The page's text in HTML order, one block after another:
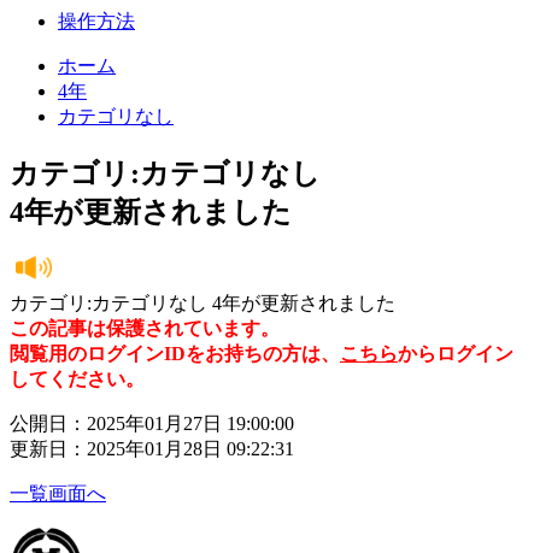
操作方法
ホーム
4年
カテゴリなし
カテゴリ:カテゴリなし
4年が更新されました
カテゴリ:カテゴリなし 4年が更新されました
この記事は保護されています。
閲覧用のログインIDをお持ちの方は、 こちらからログイン
してください。
公開日：2025年01月27日 19:00:00
更新日：2025年01月28日 09:22:31
一覧画面へ